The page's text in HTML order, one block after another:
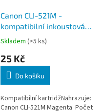
Canon CLI-521M -
kompatibilní inkoustová
náplň, purpurová, včetně
Skladem (>5 ks)
25 Kč
Do košíku
Kompatibilní kartridžNahrazuje:
Canon CLI-521M Magenta Počet